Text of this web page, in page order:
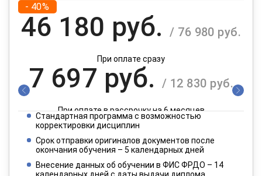
- 40%
46 180 руб. / 76 980 руб.
При оплате сразу
7 697 руб. / 12 830 руб.
При оплате в рассрочку на 6 месяцев
3 849 руб.
При оплате в рассрочку на 12 месяцев
Стандартная программа с возможностью
корректировки дисциплин
Срок отправки оригиналов документов после
окончания обучения – 5 календарных дней
Внесение данных об обучении в ФИС ФРДО – 14
календарных дней с даты выдачи диплома